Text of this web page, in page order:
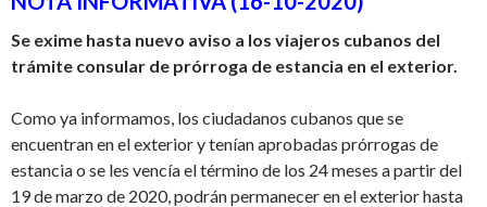
Se exime hasta nuevo aviso a los viajeros cubanos del
trámite consular de prórroga de estancia en el exterior.
Como ya informamos, los ciudadanos cubanos que se
encuentran en el exterior y tenían aprobadas prórrogas de
estancia o se les vencía el término de los 24 meses a partir del
19 de marzo de 2020, podrán permanecer en el exterior hasta